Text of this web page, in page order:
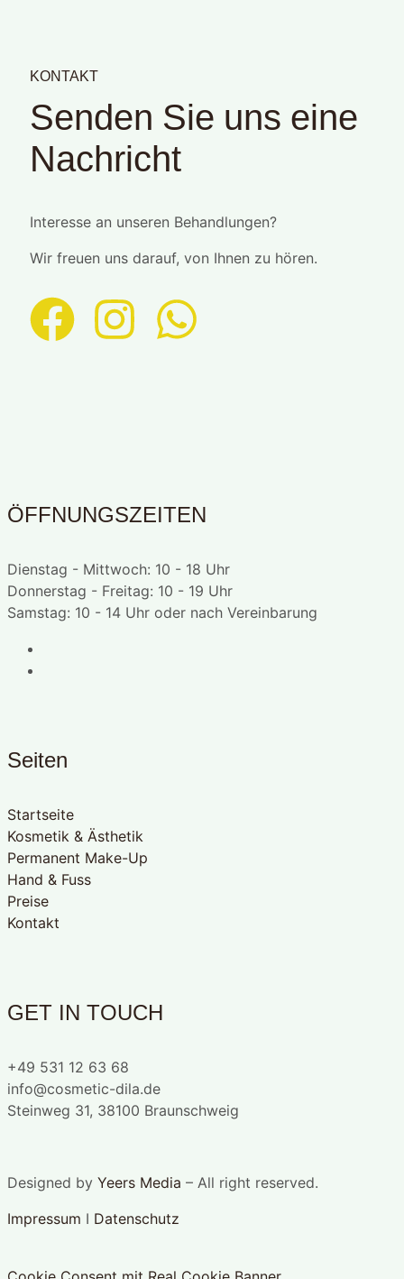
KONTAKT
Senden Sie uns eine
Nachricht
Interesse an unseren Behandlungen?
Wir freuen uns darauf, von Ihnen zu hören.
ÖFFNUNGSZEITEN
Dienstag - Mittwoch: 10 - 18 Uhr
Donnerstag - Freitag: 10 - 19 Uhr
Samstag: 10 - 14 Uhr oder nach Vereinbarung
Seiten
Startseite
Kosmetik & Ästhetik
Permanent Make-Up
Hand & Fuss
Preise
Kontakt
GET IN TOUCH
+49 531 12 63 68
info@cosmetic-dila.de
Steinweg 31, 38100 Braunschweig
Designed by Yeers Media – All right reserved.
Impressum I Datenschutz